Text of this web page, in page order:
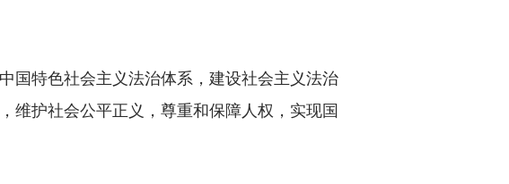
特色社会主义法治体系，建设社会主义法治
维护社会公平正义，尊重和保障人权，实现国